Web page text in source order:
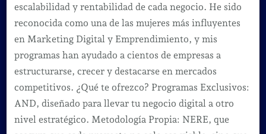
escalabilidad y rentabilidad de cada negocio. He sido
reconocida como una de las mujeres más influyentes
en Marketing Digital y Emprendimiento, y mis
programas han ayudado a cientos de empresas a
estructurarse, crecer y destacarse en mercados
competitivos. ¿Qué te ofrezco? Programas Exclusivos:
AND, diseñado para llevar tu negocio digital a otro
nivel estratégico. Metodología Propia: NERE, que